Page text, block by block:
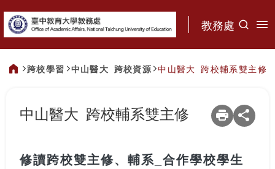
教務處
跨校學習 中山醫大 跨校資源 中山醫大 跨校輔系雙主修
中山醫大 跨校輔系雙主修
修讀跨校雙主修、輔系_合作學校學生